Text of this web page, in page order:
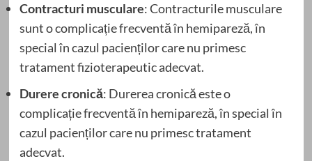
Contracturi musculare: Contracturile musculare
sunt o complicație frecventă în hemipareză, în
special în cazul pacienților care nu primesc
tratament fizioterapeutic adecvat.
Durere cronică: Durerea cronică este o
complicație frecventă în hemipareză, în special în
cazul pacienților care nu primesc tratament
adecvat.